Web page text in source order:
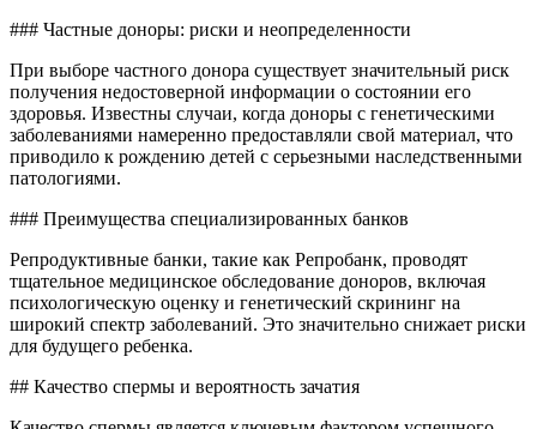
### Частные доноры: риски и неопределенности
При выборе частного донора существует значительный риск
получения недостоверной информации о состоянии его
здоровья. Известны случаи, когда доноры с генетическими
заболеваниями намеренно предоставляли свой материал, что
приводило к рождению детей с серьезными наследственными
патологиями.
### Преимущества специализированных банков
Репродуктивные банки, такие как Репробанк, проводят
тщательное медицинское обследование доноров, включая
психологическую оценку и генетический скрининг на
широкий спектр заболеваний. Это значительно снижает риски
для будущего ребенка.
## Качество спермы и вероятность зачатия